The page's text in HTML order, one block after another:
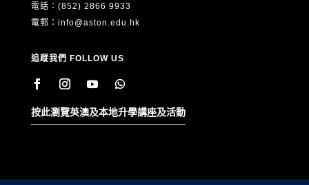
電話：(852) 2866 9933
電郵： info@aston.edu.hk
追蹤我們 FOLLOW US
按此瀏覽英澳及本地升學講座及活動